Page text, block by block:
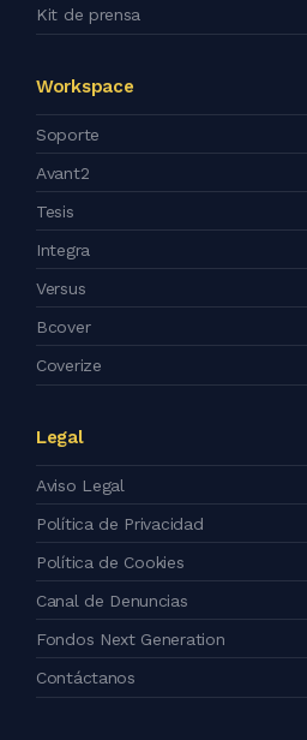
Kit de prensa
Workspace
Soporte
Avant2
Tesis
Integra
Versus
Bcover
Coverize
Legal
Aviso Legal
Política de Privacidad
Política de Cookies
Canal de Denuncias
Fondos Next Generation
Contáctanos